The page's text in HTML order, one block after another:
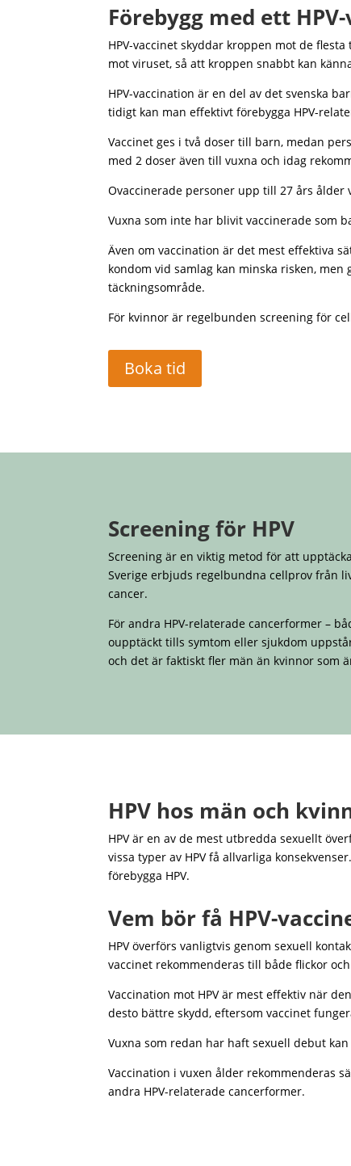
Förebygg med ett
HPV-vaccinet skyddar kroppen mot de
mot viruset, så att kroppen snabbt kan
HPV-vaccination är en del av det svenska
tidigt kan man effektivt förebygga HPV-
Vaccinet ges i två doser till barn, medan
med 2 doser även till vuxna och idag
Ovaccinerade personer upp till 27 års ålder
Vuxna som inte har blivit vaccinerade som
Även om vaccination är det mest effektiva
kondom vid samlag kan minska risken,
täckningsområde.
För kvinnor är regelbunden screening för
Boka tid
Screening för HPV
Screening är en viktig metod för att
Sverige erbjuds regelbundna cellprov från
cancer.
För andra HPV-relaterade cancerformer –
oupptäckt tills symtom eller sjukdom
och det är faktiskt fler män än kvinnor som
HPV hos män och
HPV är en av de mest utbredda sexuellt
vissa typer av HPV få allvarliga
förebygga HPV.
Vem bör få HPV-
HPV överförs vanligtvis genom sexuell
vaccinet rekommenderas till både flickor
Vaccination mot HPV är mest effektiv när
desto bättre skydd, eftersom vaccinet
Vuxna som redan har haft sexuell debut
Vaccination i vuxen ålder rekommenderas
andra HPV-relaterade cancerformer.